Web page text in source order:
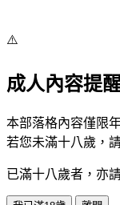
⚠️
成人內容提
本部落格內容僅限
若您未滿十八歲，
已滿十八歲者，亦